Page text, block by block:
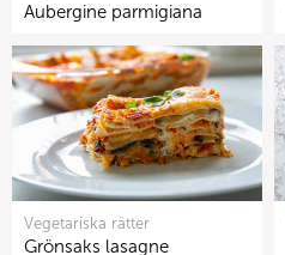
Aubergine parmigiana
Vegetariska rätter
Grönsaks lasagne